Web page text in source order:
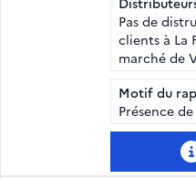
Pas de
clients à La
marché de
Motif du
Présence